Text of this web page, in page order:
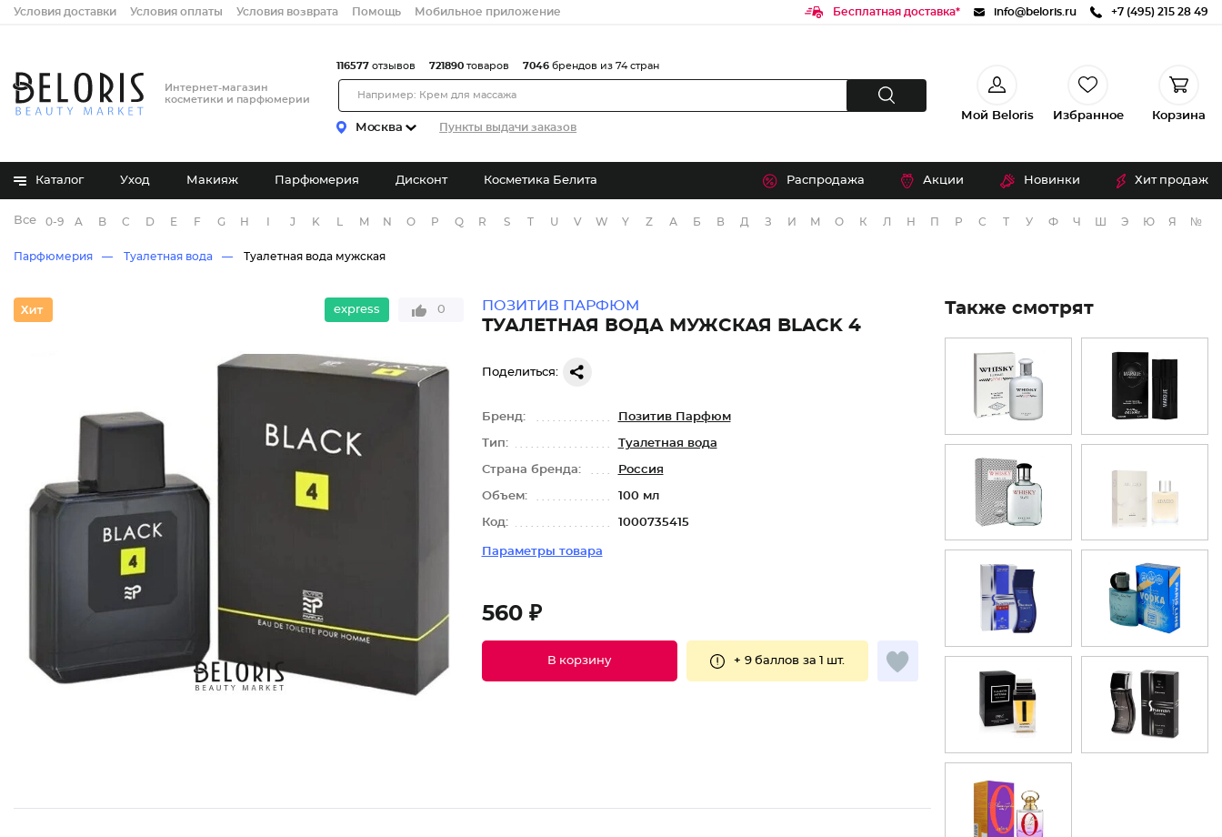
Условия доставки Условия оплаты Условия возврата Помощь Мобильное приложение Бесплатная доставка* info@beloris.ru +7 (495) 215 28 49
Интернет-магазин
косметики и парфюмерии
Москва Пункты выдачи заказов
116577 отзывов 721890 товаров 7046 брендов из 74 стран
Мой Beloris Избранное Корзина
Каталог Уход Макияж Парфюмерия Дисконт Косметика Белита Распродажа Акции Новинки Хит продаж
Все бренды
0-9 A B C D E F G H J K M N O P Q R S T U V W Y Z А Б В Д З И М О К Л Н П Р С Т У Ф Ч Э Ю Я №
Парфюмерия Туалетная вода Туалетная вода мужская
express 0 ПОЗИТИВ ПАРФЮМ
ТУАЛЕТНАЯ ВОДА МУЖСКАЯ BLACK 4
Поделиться:
Бренд: Позитив Парфюм
Тип: Туалетная вода
Страна бренда: Россия
Объем: 100 мл
Код: 1000735415
Параметры товара
560 ₽
В корзину + 9 баллов за 1 шт.
Также смотрят